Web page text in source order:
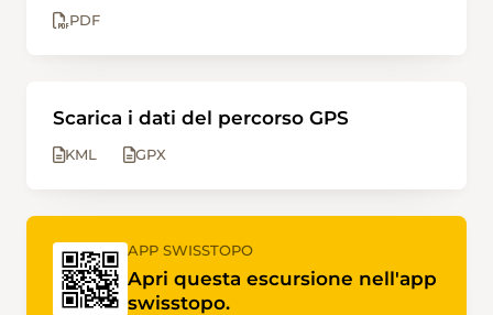
PDF
Scarica i dati del percorso GPS
KML GPX
APP SWISSTOPO
Apri questa escursione nell'app
swisstopo.